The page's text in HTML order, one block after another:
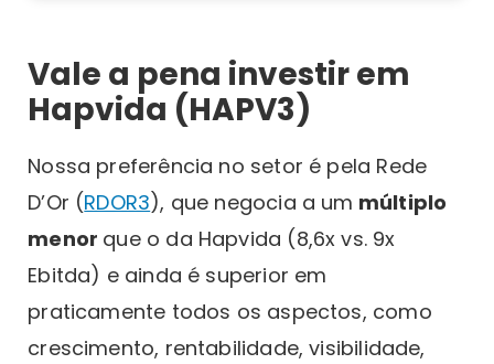
Vale a pena investir em
Hapvida (HAPV3)
Nossa preferência no setor é pela Rede
D’Or (RDOR3), que negocia a um múltiplo
menor que o da Hapvida (8,6x vs. 9x
Ebitda) e ainda é superior em
praticamente todos os aspectos, como
crescimento, rentabilidade, visibilidade,